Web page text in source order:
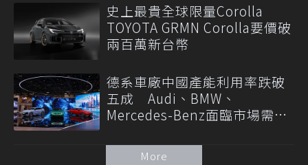
史上最貴全球限量Corolla
TOYOTA GRMN Corolla要價破
兩百萬新台幣
德系車廠中國產能利用率跌破
五成 Audi、BMW、
Mercedes-Benz面臨市場需求
More